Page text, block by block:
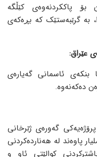
بۆ پاککردنەوەی کێڵگە
بە گرێبەستێک كه‌ بڕه‌كه‌ی
عێراق:
بنکەی ئاسمانی گه‌یاره‌ی
پرۆژەیەکی گەورەی ژێرخانی
کە بەهاکەی دەگاتە 5.3 ملیار پاوەند لە هەناردەکردنی
کوالێتی ئاو و